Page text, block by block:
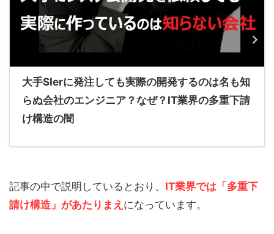
大手SIerに発注しても実際の開発するのは名も知
らぬ会社のエンジニア？なぜ？IT業界の多重下請
け構造の闇
記事の中で説明しているとおり、 IT業界では 「多重下
請け構造」 があたりまえ になっています。